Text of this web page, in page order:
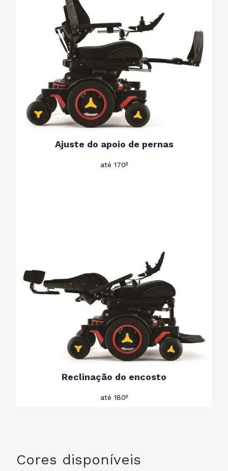
Ajuste do apoio de pernas
até 170º
Reclinação do encosto
até 180º
Cores disponíveis